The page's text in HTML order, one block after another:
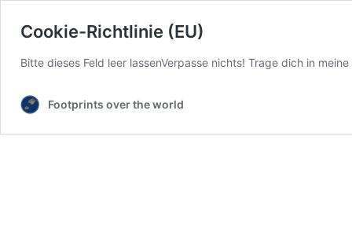
Cookie-Richtlinie (EU)
Bitte dieses Feld leer lassenVerpasse nichts! Trage dich in
Footprints over the world